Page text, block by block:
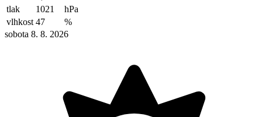
tlak
1021
hPa
vlhkost 47
%
sobota 8. 8. 2026